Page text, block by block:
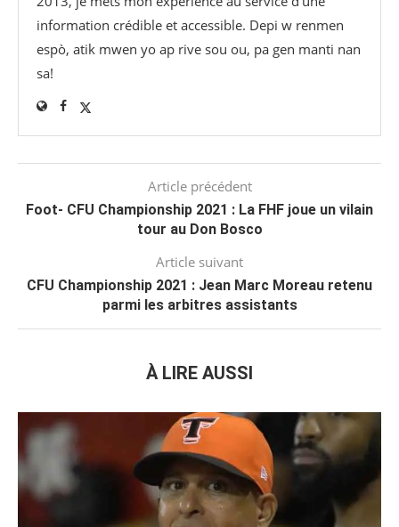
information crédible et accessible. Depi w renmen
espò, atik mwen yo ap rive sou ou, pa gen manti nan
sa!
Article précédent
Foot- CFU Championship 2021 : La FHF joue un vilain
tour au Don Bosco
Article suivant
CFU Championship 2021 : Jean Marc Moreau retenu
parmi les arbitres assistants
À LIRE AUSSI